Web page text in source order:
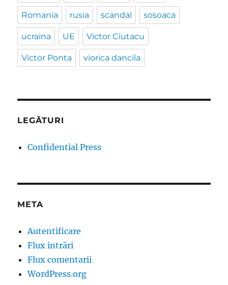
Romania rusia scandal sosoaca
ucraina UE Victor Ciutacu
Victor Ponta viorica dancila
LEGĂTURI
Confidential Press
META
Autentificare
Flux intrări
Flux comentarii
WordPress.org